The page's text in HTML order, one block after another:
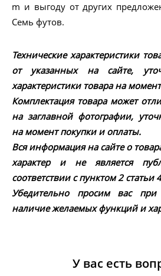
m и выгоду от других
Семь футов.
Технические характеристики
от указанных на сайте,
характеристики товара на
Комплектация товара может
на заглавной фотографии,
на момент покупки и оплаты.
Вся информация на сайте о
характер и не является
соответствии с пунктом 2 статьи
Убедительно просим вас при
наличие желаемых функций и
У вас есть